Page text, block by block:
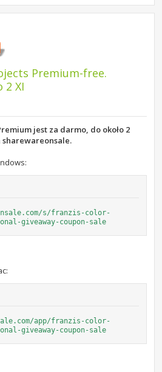
Premium-free.
2 XI
jest za darmo, do około 2
s/franzis-color-
giveaway-coupon-sale
app/franzis-color-
giveaway-coupon-sale